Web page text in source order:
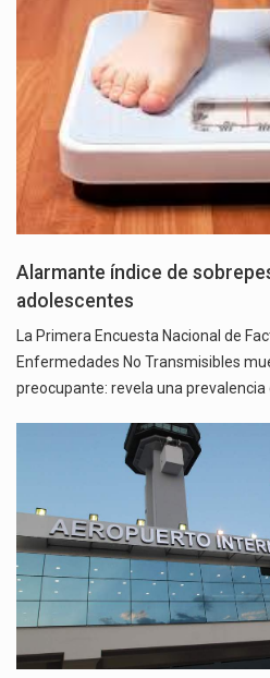
Alarmante índice de
adolescentes
La Primera Encuesta Nacional de
Enfermedades No Transmisibles
preocupante: revela una